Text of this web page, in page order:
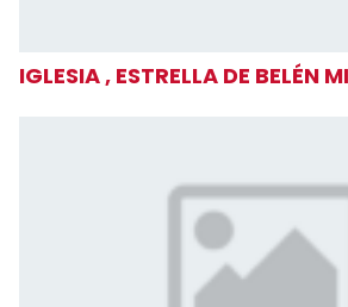
IGLESIA , ESTRELLA DE BELÉN